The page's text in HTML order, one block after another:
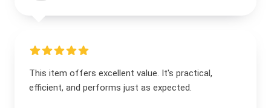
This item offers excellent value. It's practical,
efficient, and performs just as expected.